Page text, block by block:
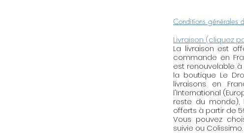
Conditions générales
Livraison (cliquez
La livraison est
commande en
est renouvelable
la boutique Le
livraisons en
l'International
reste du monde),
offerts à partir de
Vous pouvez
suivie ou Colissimo.